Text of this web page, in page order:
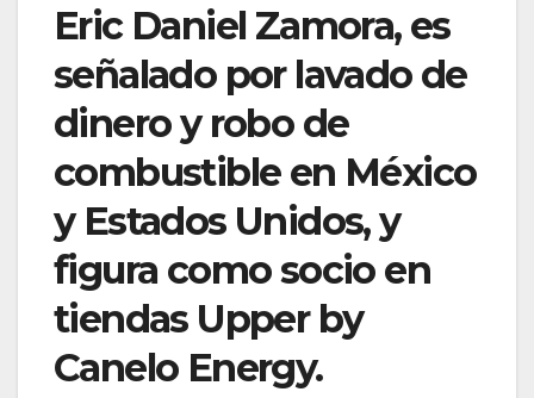
Eric Daniel Zamora, es
señalado por lavado de
dinero y robo de
combustible en México
y Estados Unidos, y
figura como socio en
tiendas Upper by
Canelo Energy.